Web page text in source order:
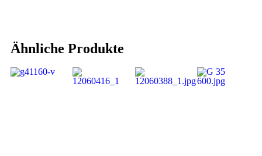
Ähnliche Produkte